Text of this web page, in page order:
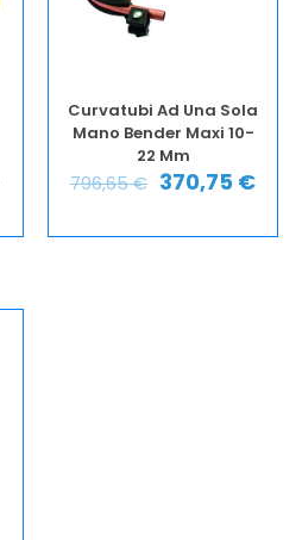
Curvatubi Ad Una Sola
Mano Bender Maxi 10-
22 Mm
796,65€ 370,75 €